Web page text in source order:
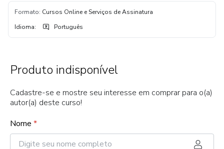
Formato: Cursos Online e Serviços de Assinatura
Idioma: Português
Produto indisponível
Cadastre-se e mostre seu interesse em comprar para o(a)
autor(a) deste curso!
Nome *